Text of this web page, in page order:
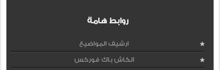
روابط هامة
ارشيف المواضيع
الكاش باك فوركس